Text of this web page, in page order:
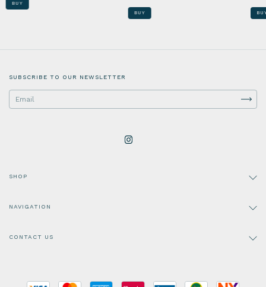
BUY
BUY
SUBSCRIBE TO OUR NEWSLETTER
SHOP
NAVIGATION
CONTACT US